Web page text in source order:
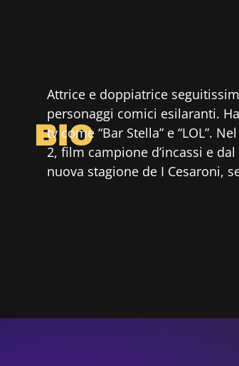
BIO
Attrice e doppiatrice
personaggi comici esilaranti.
tv come “Bar Stella” e “LOL”.
2, film campione d’incassi e
nuova stagione de I Cesaroni,